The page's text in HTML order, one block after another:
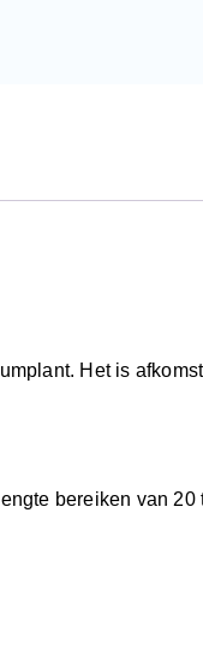
Het is
bereiken van 20